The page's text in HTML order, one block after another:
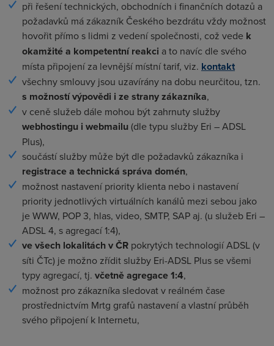
při řešení technických, obchodních i finančních dotazů a
požadavků má zákazník Českého bezdrátu vždy možnost
hovořit přímo s lidmi z vedení společnosti, což vede k
okamžité a kompetentní reakci a to navíc dle svého
místa připojení za levnější místní tarif, viz. kontakt
všechny smlouvy jsou uzavírány na dobu neurčitou, tzn.
s možností výpovědi i ze strany zákazníka,
v ceně služeb dále mohou být zahrnuty služby
webhostingu i webmailu(dle typu služby Eri – ADSL
Plus),
součástí služby může být dle požadavků zákazníka i
registrace a technická správa domén,
možnost nastavení priority klienta nebo i nastavení
priority jednotlivých virtuálních kanálů mezi sebou jako
je WWW, POP 3, hlas, video, SMTP, SAP aj. (u služeb Eri –
ADSL 4, s agregací 1:4),
ve všech lokalitách v ČR pokrytých technologií ADSL (v
síti ČTc) je možno zřídit služby Eri-ADSL Plus se všemi
typy agregací, tj. včetně agregace 1:4,
možnost pro zákazníka sledovat v reálném čase
prostřednictvím Mrtg grafů nastavení a vlastní průběh
svého připojení k Internetu,